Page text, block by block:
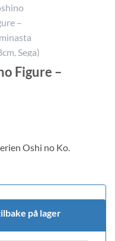
Figure –
Oshi no Ko.
på lager